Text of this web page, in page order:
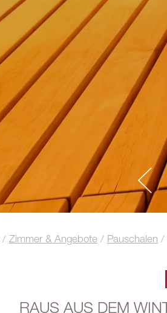
/ Zimmer & Angebote / Pauschalen /
RAUS AUS DEM